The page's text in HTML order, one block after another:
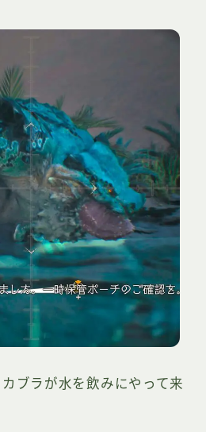
ブラが水を飲みにやって来